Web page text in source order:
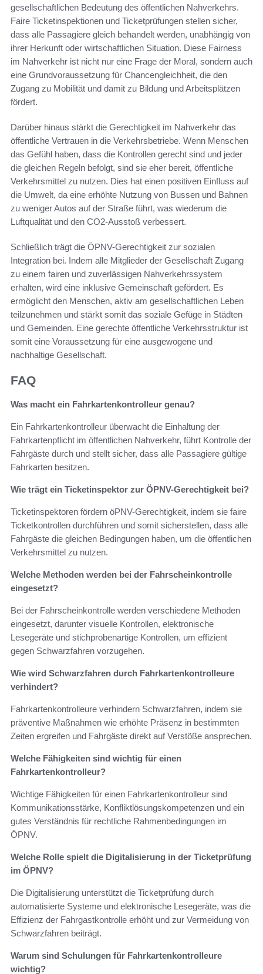
gesellschaftlichen Bedeutung des öffentlichen Nahverkehrs.
Faire Ticketinspektionen und Ticketprüfungen stellen sicher,
dass alle Passagiere gleich behandelt werden, unabhängig von
ihrer Herkunft oder wirtschaftlichen Situation. Diese Fairness
im Nahverkehr ist nicht nur eine Frage der Moral, sondern auch
eine Grundvoraussetzung für Chancengleichheit, die den
Zugang zu Mobilität und damit zu Bildung und Arbeitsplätzen
fördert.
Darüber hinaus stärkt die Gerechtigkeit im Nahverkehr das
öffentliche Vertrauen in die Verkehrsbetriebe. Wenn Menschen
das Gefühl haben, dass die Kontrollen gerecht sind und jeder
die gleichen Regeln befolgt, sind sie eher bereit, öffentliche
Verkehrsmittel zu nutzen. Dies hat einen positiven Einfluss auf
die Umwelt, da eine erhöhte Nutzung von Bussen und Bahnen
zu weniger Autos auf der Straße führt, was wiederum die
Luftqualität und den CO2-Ausstoß verbessert.
Schließlich trägt die ÖPNV-Gerechtigkeit zur sozialen
Integration bei. Indem alle Mitglieder der Gesellschaft Zugang
zu einem fairen und zuverlässigen Nahverkehrssystem
erhalten, wird eine inklusive Gemeinschaft gefördert. Es
ermöglicht den Menschen, aktiv am gesellschaftlichen Leben
teilzunehmen und stärkt somit das soziale Gefüge in Städten
und Gemeinden. Eine gerechte öffentliche Verkehrsstruktur ist
somit eine Voraussetzung für eine ausgewogene und
nachhaltige Gesellschaft.
FAQ
Was macht ein Fahrkartenkontrolleur genau?
Ein Fahrkartenkontrolleur überwacht die Einhaltung der
Fahrkartenpflicht im öffentlichen Nahverkehr, führt Kontrolle der
Fahrgäste durch und stellt sicher, dass alle Passagiere gültige
Fahrkarten besitzen.
Wie trägt ein Ticketinspektor zur ÖPNV-Gerechtigkeit bei?
Ticketinspektoren fördern öPNV-Gerechtigkeit, indem sie faire
Ticketkontrollen durchführen und somit sicherstellen, dass alle
Fahrgäste die gleichen Bedingungen haben, um die öffentlichen
Verkehrsmittel zu nutzen.
Welche Methoden werden bei der Fahrscheinkontrolle
eingesetzt?
Bei der Fahrscheinkontrolle werden verschiedene Methoden
eingesetzt, darunter visuelle Kontrollen, elektronische
Lesegeräte und stichprobenartige Kontrollen, um effizient
gegen Schwarzfahren vorzugehen.
Wie wird Schwarzfahren durch Fahrkartenkontrolleure
verhindert?
Fahrkartenkontrolleure verhindern Schwarzfahren, indem sie
präventive Maßnahmen wie erhöhte Präsenz in bestimmten
Zeiten ergreifen und Fahrgäste direkt auf Verstöße ansprechen.
Welche Fähigkeiten sind wichtig für einen
Fahrkartenkontrolleur?
Wichtige Fähigkeiten für einen Fahrkartenkontrolleur sind
Kommunikationsstärke, Konfliktlösungskompetenzen und ein
gutes Verständnis für rechtliche Rahmenbedingungen im
ÖPNV.
Welche Rolle spielt die Digitalisierung in der Ticketprüfung
im ÖPNV?
Die Digitalisierung unterstützt die Ticketprüfung durch
automatisierte Systeme und elektronische Lesegeräte, was die
Effizienz der Fahrgastkontrolle erhöht und zur Vermeidung von
Schwarzfahren beiträgt.
Warum sind Schulungen für Fahrkartenkontrolleure
wichtig?